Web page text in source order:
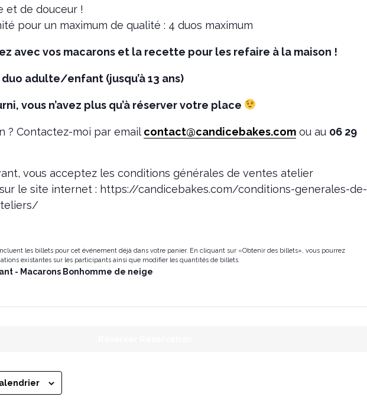
et de douceur !
pour un maximum de qualité : 4 duos maximum
avec vos macarons et la recette pour les refaire à la maison !
duo adulte/enfant (jusqu’à 13 ans)
vous n’avez plus qu’à réserver votre place
? Contactez-moi par email contact@candicebakes.comou au 06 29
vous acceptez les conditions générales de ventes atelier
le site internet : https://candicebakes.com/conditions-generales-de-
les billets pour cet événement déjà dans votre panier. En cliquant sur «Obtenir des billets», vous pourrez
existantes sur les participants ainsi que modifier les quantités de billets.
- Macarons Bonhomme de neige